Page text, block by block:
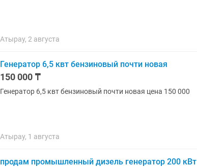
Атырау, 2 августа
Генератор 6,5 квт бензиновый почти новая
150 000 ₸
Генератор 6,5 квт бензиновый почти новая цена 150 000
Атырау, 1 августа
продам промышленный дизель генератор 200 кВт